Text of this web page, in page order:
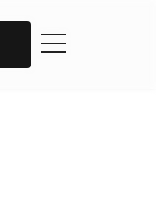
toggle navigation